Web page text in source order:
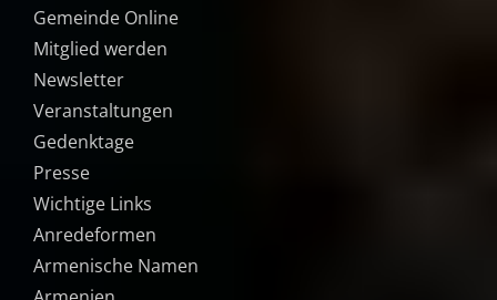
Gemeinde Online
Mitglied werden
Newsletter
Veranstaltungen
Gedenktage
Presse
Wichtige Links
Anredeformen
Armenische Namen